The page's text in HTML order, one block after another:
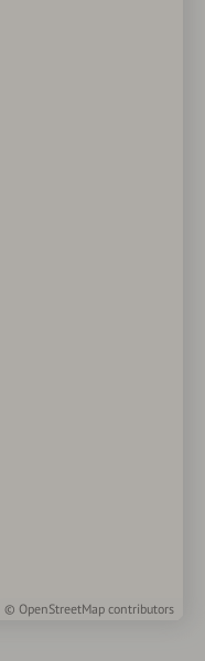
© OpenStreetMap contributors